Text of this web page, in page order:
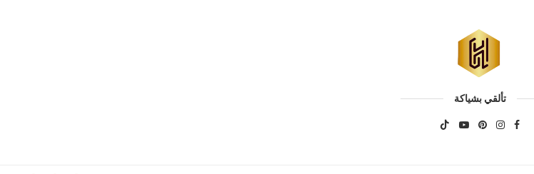
تألقي بشياكة